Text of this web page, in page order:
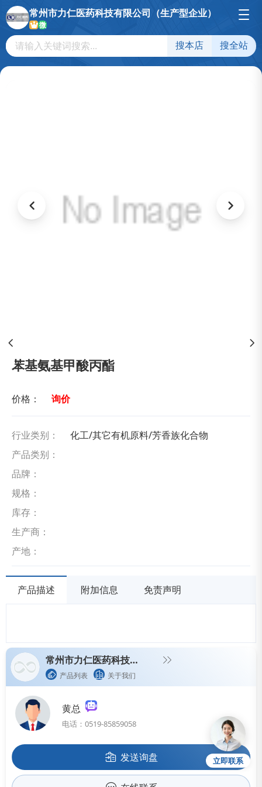
常州市力仁医药科技有限公司（生产型企业）
微
搜本店 搜全站
苯基氨基甲酸丙酯
价格： 询价
行业类别：
化工/其它有机原料/芳香族化合物
产品类别：
品牌：
规格：
库存：
生产商：
产地：
产品描述 附加信息 免责声明
常州市力仁医药科技有限公司（生产型企业）
产品列表 关于我们
黄总
电话：0519-85859058
发送询盘 立即联系